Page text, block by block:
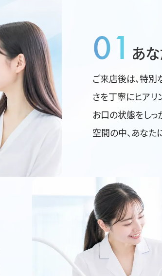
01 あ
ご来店後は、特別
さを丁寧にヒアリ
お口の状態をしっ
空間の中、あなた